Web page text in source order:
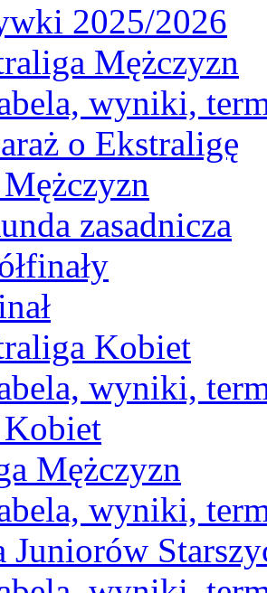
2025/2026
Mężczyzn
wyniki,
o Ekstraligę
zasadnicza
Kobiet
wyniki,
Mężczyzn
wyniki,
Juniorów